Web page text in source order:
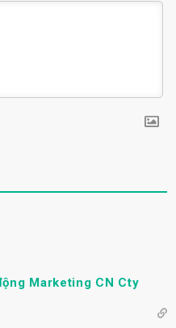
Marketing CN Cty